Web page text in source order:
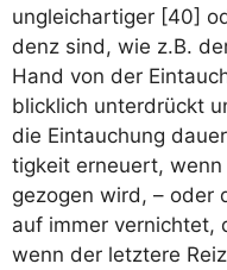
ungleich­ar­ti­ger [40]
denz sind, wie z.B.
Hand von der
blick­lich unter­drückt
die Ein­tau­chung
tig­keit erneu­ert,
gezo­gen wird, – oder
auf immer ver­nich­tet,
wenn der letz­te­re